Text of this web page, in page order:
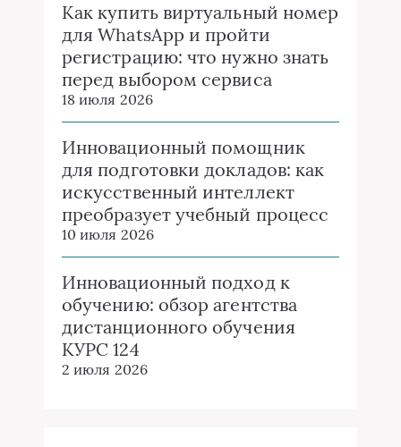
Как купить виртуальный номер
для WhatsApp и пройти
регистрацию: что нужно знать
перед выбором сервиса
18 июля 2026
Инновационный помощник
для подготовки докладов: как
искусственный интеллект
преобразует учебный процесс
10 июля 2026
Инновационный подход к
обучению: обзор агентства
дистанционного обучения
КУРС 124
2 июля 2026